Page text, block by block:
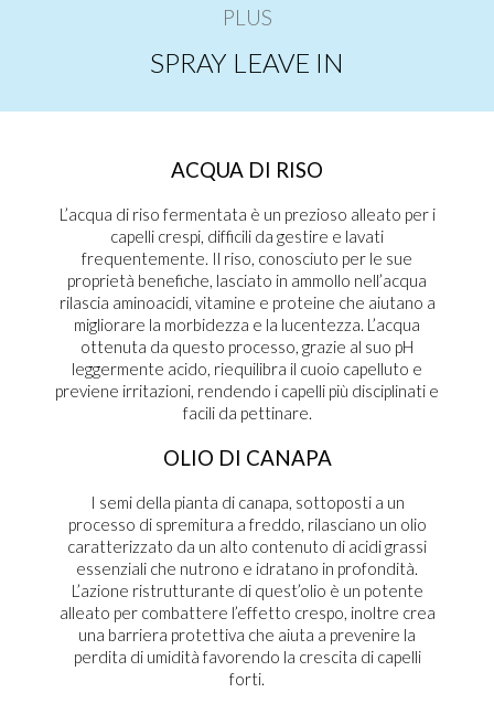
PLUS
SPRAY LEAVE IN
ACQUA DI RISO
L’acqua di riso fermentata è un prezioso alleato per i
capelli crespi, difficili da gestire e lavati
frequentemente. Il riso, conosciuto per le sue
proprietà benefiche, lasciato in ammollo nell’acqua
rilascia aminoacidi, vitamine e proteine che aiutano a
migliorare la morbidezza e la lucentezza. L’acqua
ottenuta da questo processo, grazie al suo pH
leggermente acido, riequilibra il cuoio capelluto e
previene irritazioni, rendendo i capelli più disciplinati e
facili da pettinare.
OLIO DI CANAPA
I semi della pianta di canapa, sottoposti a un
processo di spremitura a freddo, rilasciano un olio
caratterizzato da un alto contenuto di acidi grassi
essenziali che nutrono e idratano in profondità.
L’azione ristrutturante di quest’olio è un potente
alleato per combattere l’effetto crespo, inoltre crea
una barriera protettiva che aiuta a prevenire la
perdita di umidità favorendo la crescita di capelli
forti.